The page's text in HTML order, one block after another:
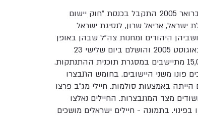
שנת 2005 הייתה בסימן ההתנתקות מעזה וצפון השומרון. ב 16 בפברואר 2005 התקבל בכנסת "חוק יישום
אריאל שרון, לנסיגת ישראל
היהודים ומחנות צה"ל שבהן באופן
חד צדדי. פינוי כל ההתנחלויות בעזה ובצפון השומרון החל ב – 15 באוגוסט 2005 והושלם ביום שלישי 23
באוגוסט 2005 בתום שבוע בלבד. סה"כ פונו 25 התנחלויות וכ - 15,000 מתיישבים במסגרת תוכנית ההתנתקות.
היו המעוזים האחרונים של ההתנתקות. כ-1,500 תושבים פונו משני היישובים. בחומש התבצרו
באמצעות סולמות. חיילי מג"ב פרצו
מצד המתבצרות. החיילים נאלצו
בתמונה - חיילים ישראלים מושכים